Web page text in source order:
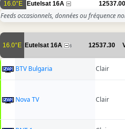
16.0°E Eutelsat 16A 12537.00
Feeds occasionnels, données ou fréquence
16.0°E Eutelsat 16A 6 12537.30
BTV Bulgaria Clair
Nova TV Clair